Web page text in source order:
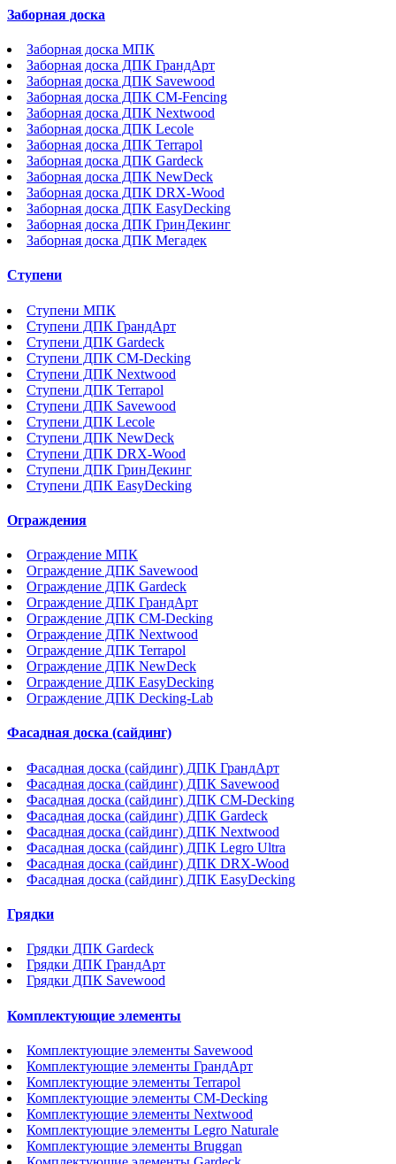
Заборная доска
Заборная доска МПК
Заборная доска ДПК ГрандАрт
Заборная доска ДПК Savewood
Заборная доска ДПК CM-Fencing
Заборная доска ДПК Nextwood
Заборная доска ДПК Lecole
Заборная доска ДПК Terrapol
Заборная доска ДПК Gardeck
Заборная доска ДПК NewDeck
Заборная доска ДПК DRX-Wood
Заборная доска ДПК EasyDecking
Заборная доска ДПК ГринДекинг
Заборная доска ДПК Мегадек
Ступени
Ступени МПК
Ступени ДПК ГрандАрт
Ступени ДПК Gardeck
Ступени ДПК CM-Decking
Ступени ДПК Nextwood
Ступени ДПК Terrapol
Ступени ДПК Savewood
Ступени ДПК Lecole
Ступени ДПК NewDeck
Ступени ДПК DRX-Wood
Ступени ДПК ГринДекинг
Ступени ДПК EasyDecking
Ограждения
Ограждение МПК
Ограждение ДПК Savewood
Ограждение ДПК Gardeck
Ограждение ДПК ГрандАрт
Ограждение ДПК CM-Decking
Ограждение ДПК Nextwood
Ограждение ДПК Terrapol
Ограждение ДПК NewDeck
Ограждение ДПК EasyDecking
Ограждение ДПК Decking-Lab
Фасадная доска (сайдинг)
Фасадная доска (сайдинг) ДПК ГрандАрт
Фасадная доска (сайдинг) ДПК Savewood
Фасадная доска (сайдинг) ДПК CM-Decking
Фасадная доска (сайдинг) ДПК Gardeck
Фасадная доска (сайдинг) ДПК Nextwood
Фасадная доска (сайдинг) ДПК Legro Ultra
Фасадная доска (сайдинг) ДПК DRX-Wood
Фасадная доска (сайдинг) ДПК EasyDecking
Грядки
Грядки ДПК Gardeck
Грядки ДПК ГрандАрт
Грядки ДПК Savewood
Комплектующие элементы
Комплектующие элементы Savewood
Комплектующие элементы ГрандАрт
Комплектующие элементы Terrapol
Комплектующие элементы CM-Decking
Комплектующие элементы Nextwood
Комплектующие элементы Legro Naturale
Комплектующие элементы Bruggan